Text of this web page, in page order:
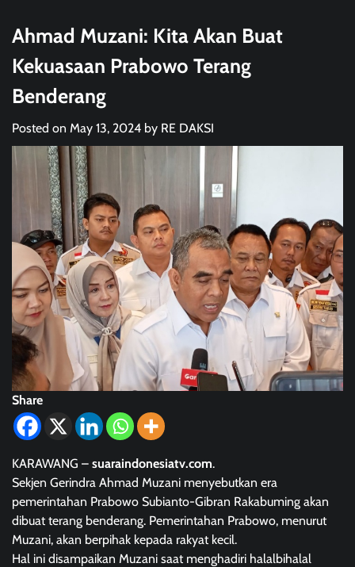
Ahmad Muzani: Kita Akan Buat
Kekuasaan Prabowo Terang
Benderang
Posted on May 13, 2024 by RE DAKSI
Share
KARAWANG – suaraindonesiatv.com.
Sekjen Gerindra Ahmad Muzani menyebutkan era
pemerintahan Prabowo Subianto-Gibran Rakabuming akan
dibuat terang benderang. Pemerintahan Prabowo, menurut
Muzani, akan berpihak kepada rakyat kecil.
Hal ini disampaikan Muzani saat menghadiri halalbihalal